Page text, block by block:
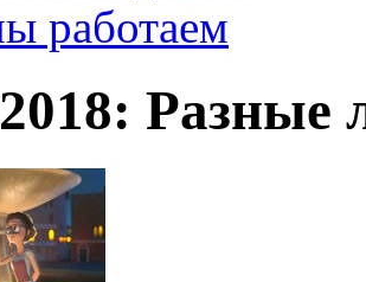
работаем
Разные